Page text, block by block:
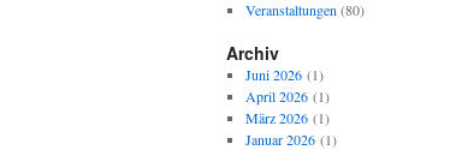
Veranstaltungen (80)
Archiv
Juni 2026(1)
April 2026(1)
März 2026(1)
Januar 2026(1)